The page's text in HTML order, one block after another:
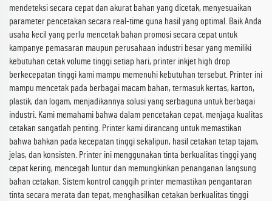
mendeteksi secara cepat dan akurat bahan yang dicetak, menyesuaikan
parameter pencetakan secara real-time guna hasil yang optimal. Baik Anda
usaha kecil yang perlu mencetak bahan promosi secara cepat untuk
kampanye pemasaran maupun perusahaan industri besar yang memiliki
kebutuhan cetak volume tinggi setiap hari, printer inkjet high drop
berkecepatan tinggi kami mampu memenuhi kebutuhan tersebut. Printer ini
mampu mencetak pada berbagai macam bahan, termasuk kertas, karton,
plastik, dan logam, menjadikannya solusi yang serbaguna untuk berbagai
industri. Kami memahami bahwa dalam pencetakan cepat, menjaga kualitas
cetakan sangatlah penting. Printer kami dirancang untuk memastikan
bahwa bahkan pada kecepatan tinggi sekalipun, hasil cetakan tetap tajam,
jelas, dan konsisten. Printer ini menggunakan tinta berkualitas tinggi yang
cepat kering, mencegah luntur dan memungkinkan penanganan langsung
bahan cetakan. Sistem kontrol canggih printer memastikan pengantaran
tinta secara merata dan tepat, menghasilkan cetakan berkualitas tinggi